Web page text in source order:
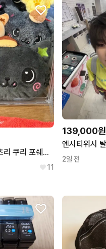
nct wish 마츠리 쿠리 포쉐트 파우치
11
139,000원
2일 전